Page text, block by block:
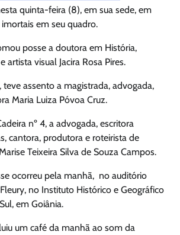
quinta-feira (8), em sua sede, em
em seu quadro.
posse a doutora em História,
artista visual Jacira Rosa Pires.
teve assento a magistrada, advogada,
Maria Luiza Póvoa Cruz.
nº 4, a advogada, escritora
cantora, produtora e roteirista de
Teixeira Silva de Souza Campos.
ocorreu pela manhã, no auditório
no Instituto Histórico e Geográfico
em Goiânia.
um café da manhã ao som da